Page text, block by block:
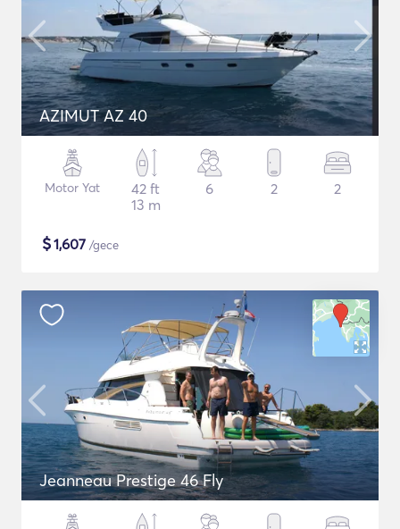
AZIMUT AZ 40
Motor Yat
42 ft
13 m
6 2 2
$1,607 /gece
Jeanneau Prestige 46 Fly